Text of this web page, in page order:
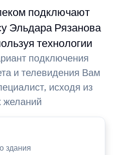
подключают
Эльдара Рязанова
технологии
подключения
и телевидения Вам
исходя из
здания